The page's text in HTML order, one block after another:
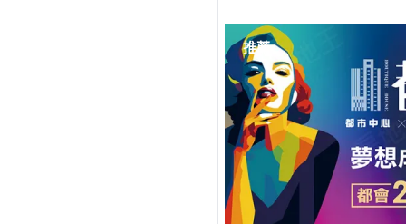
載入失敗，請重新整理
推薦